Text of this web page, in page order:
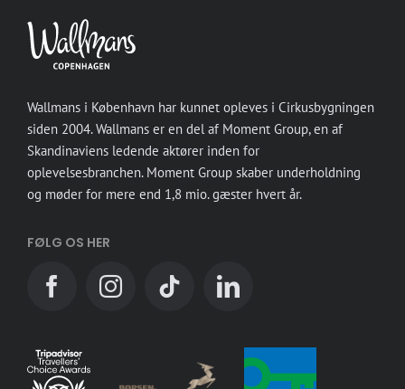
Wallmans i København har kunnet opleves i Cirkusbygningen
siden 2004. Wallmans er en del af Moment Group, en af
Skandinaviens ledende aktører inden for
oplevelsesbranchen. Moment Group skaber underholdning
og møder for mere end 1,8 mio. gæster hvert år.
FØLG OS HER